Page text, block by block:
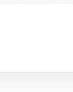
for ID only